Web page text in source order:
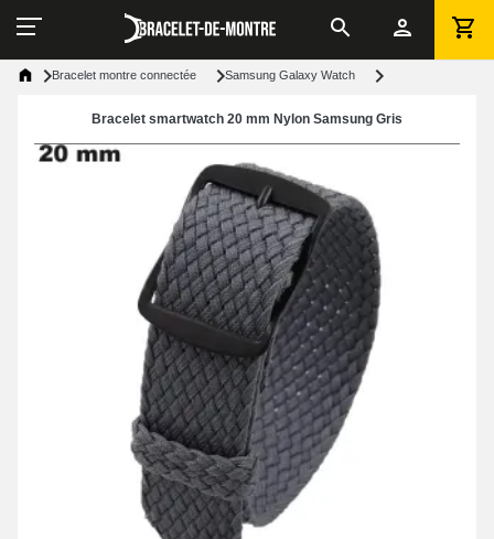
Bracelet montre connectée Samsung Galaxy Watch
Bracelet smartwatch 20 mm Nylon Samsung Gris